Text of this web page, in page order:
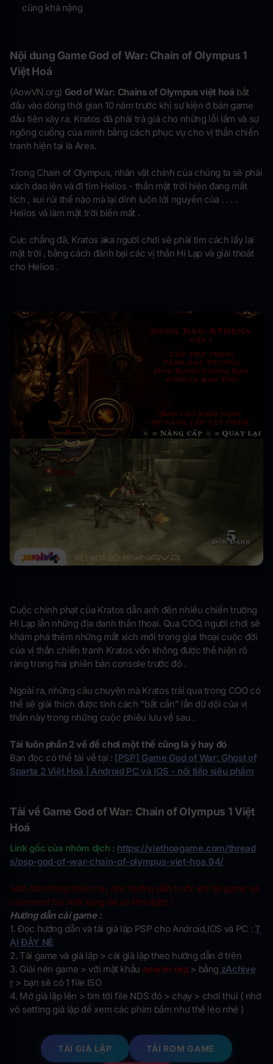
cũng khá nặng
Nội dung Game God of War: Chain of Olympus 1
Việt Hoá
(AowVN.org) God of War: Chains of Olympus việt hoá bắt
đầu vào dòng thời gian 10 năm trước khi sự kiện ở bản game
đầu tiên xảy ra. Kratos đã phải trả giá cho những lỗi lầm và sự
ngông cuồng của mình bằng cách phục vụ cho vị thần chiến
tranh hiện tại là Ares.
Trong Chain of Olympus, nhân vật chính của chúng ta sẽ phải
xách dao lên và đi tìm Helios - thần mặt trời hiện đang mất
tích , xui rủi thế nào mà lại dính luôn lời nguyền của . . . .
Helios và làm mặt trời biến mất .
Cực chẳng đã, Kratos aka người chơi sẽ phải tìm cách lấy lại
mặt trời , bằng cách đánh bại các vị thần Hi Lạp và giải thoát
cho Helios .
Cuộc chinh phạt của Kratos dẫn anh đến nhiều chiến trường
Hi Lạp lẫn những địa danh thần thoại. Qua COO, người chơi sẽ
khám phá thêm những mắt xích mới trong giai thoại cuộc đời
của vị thần chiến tranh Kratos vốn không được thể hiện rõ
ràng trong hai phiên bản console trước đó .
Ngoài ra, những câu chuyện mà Kratos trải qua trong COO có
thể sẽ giải thích được tính cách “bất cần” lẫn dữ dội của vị
thần này trong những cuộc phiêu lưu về sau .
Tải luôn phần 2 về để chơi một thế cũng là ý hay đó
Bạn đọc có thể tải về tại : [PSP] Game God of War: Ghost of
Sparta 2 Việt Hoá | Android PC và IOS - nối tiếp siêu phẩm
Tải về Game God of War: Chain of Olympus 1 Việt
Hoá
Link gốc của nhóm dịch : https://viethoagame.com/thread
s/psp-god-of-war-chain-of-olympus-viet-hoa.94/
Hảo hán trong thiên hạ , đọc hướng dẫn trước khi tải game và
comment hỏi mới xưng bá võ lâm được !
Hướng dẫn cài game :
1. Đọc hướng dẫn và tải giả lập PSP cho Android,IOS và PC : T
ẠI ĐÂY NÈ
2. Tải game và giả lập > cài giả lập theo hướng dẫn ở trên
3. Giải nén game > với mật khẩu aowvn.org > bằng zAchive
r> bạn sẽ có 1 file ISO
4. Mở giả lập lên > tìm tới file NDS đó > chạy > chơi thui ( nhớ
vô setting giả lập để xem các phím bấm như thế lèo nhé )
TẢI GIẢ LẬP TẢI ROM GAME